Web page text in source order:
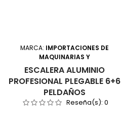
MARCA: IMPORTACIONES DE
MAQUINARIAS Y
ESCALERA ALUMINIO
PROFESIONAL PLEGABLE 6+6
PELDAÑOS
Reseña(s): 0